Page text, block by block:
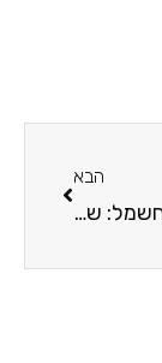
הבא
איך מייצרים חשמל: שיטות ותהליכים בתעשיית האנרגיה